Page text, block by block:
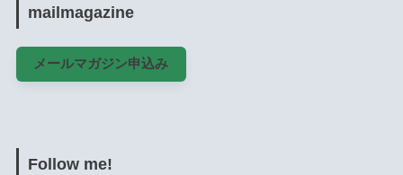
mailmagazine
メールマガジン申込み
Follow me!